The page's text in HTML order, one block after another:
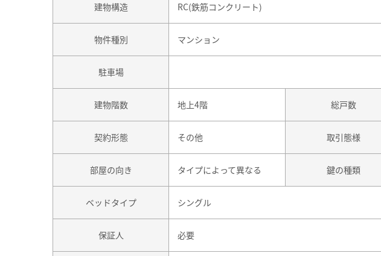
建物構造 RC(鉄筋コンクリート)
物件種別 マンション
駐車場
建物階数 地上4階 総戸数
契約形態 その他 取引態様
部屋の向き タイプによって異なる 鍵の種類
ベッドタイプ シングル
保証人 必要